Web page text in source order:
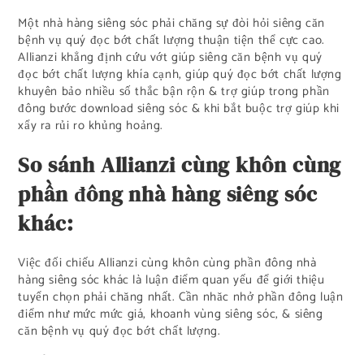
Một nhà hàng siêng sóc phải chăng sự đòi hỏi siêng căn
bệnh vụ quý đọc bớt chất lượng thuận tiện thể cực cao.
Allianzi khẳng định cứu vớt giúp siêng căn bệnh vụ quý
đọc bớt chất lượng khía cạnh, giúp quý đọc bớt chất lượng
khuyên bảo nhiều số thắc bận rộn & trợ giúp trong phần
đông bước download siêng sóc & khi bắt buộc trợ giúp khi
xẩy ra rủi ro khủng hoảng.
So sánh Allianzi cùng khôn cùng
phần đông nhà hàng siêng sóc
khác:
Việc đối chiếu Allianzi cùng khôn cùng phần đông nhà
hàng siêng sóc khác là luận điểm quan yếu để giới thiệu
tuyển chọn phải chăng nhất. Cần nhăc nhở phần đông luận
điểm như mức mức giá, khoanh vùng siêng sóc, & siêng
căn bệnh vụ quý đọc bớt chất lượng.